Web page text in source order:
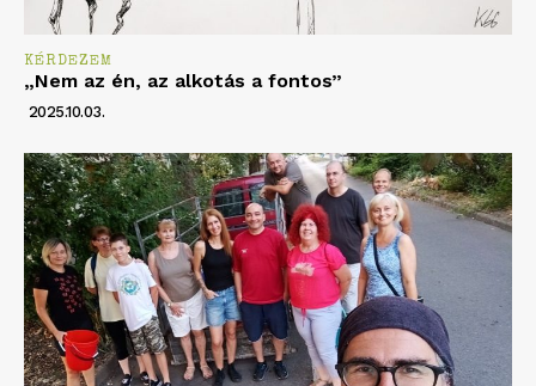
KÉRDEZEM
„Nem az én, az alkotás a fontos”
2025.10.03.